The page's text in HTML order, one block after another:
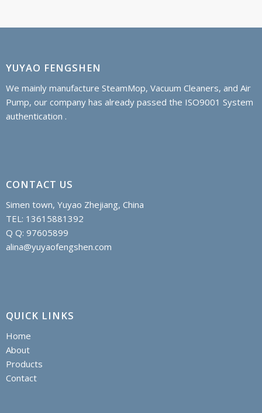
YUYAO FENGSHEN
We mainly manufacture SteamMop, Vacuum Cleaners, and Air
Pump, our company has already passed the ISO9001 System
authentication .
CONTACT US
Simen town, Yuyao Zhejiang, China
TEL: 13615881392
Q Q: 97605899
alina@yuyaofengshen.com
QUICK LINKS
Home
About
Products
Contact